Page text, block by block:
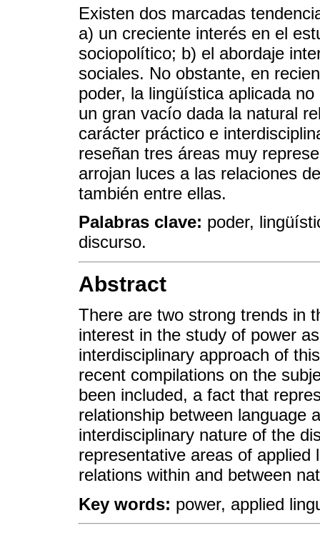
Existen dos marcadas
a) un creciente interés en el
sociopolítico; b) el abordaje
sociales. No obstante, en
poder, la lingüística aplicada
un gran vacío dada la natural
carácter práctico e
reseñan tres áreas muy
arrojan luces a las relaciones
también entre ellas.
Palabras clave: poder,
discurso.
Abstract
There are two strong trends in
interest in the study of power
interdisciplinary approach of
recent compilations on the
been included, a fact that
relationship between language
interdisciplinary nature of the
representative areas of
relations within and between
Key words: power, applied